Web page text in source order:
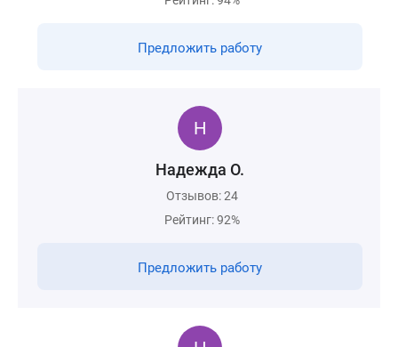
Предложить работу
Надежда О.
Отзывов: 24
Рейтинг: 92%
Предложить работу